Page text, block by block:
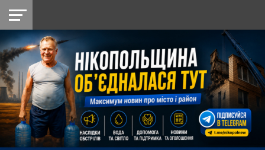
НІКОПОЛЬ
РАЙОН
СІЧЕСЛАВСЬКА
УКРАЇНА
РЕТРО
НІКОПОЛЬ
ЛАЙТ
УКРАЇНА
ДОПОМОГА
РАДІО